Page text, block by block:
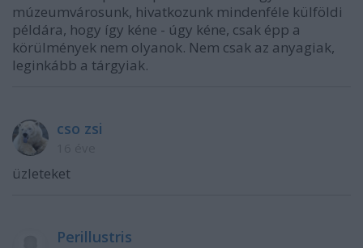
múzeumvárosunk, hivatkozunk mindenféle külföldi
példára, hogy így kéne - úgy kéne, csak épp a
körülmények nem olyanok. Nem csak az anyagiak,
leginkább a tárgyiak.
cso zsi
üzleteket
Perillustris